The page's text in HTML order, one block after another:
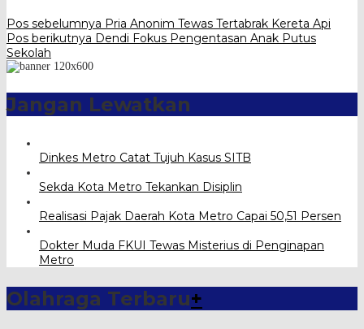
Pos sebelumnya Pria Anonim Tewas Tertabrak Kereta Api
Pos berikutnya Dendi Fokus Pengentasan Anak Putus
Sekolah
Jangan Lewatkan
Dinkes Metro Catat Tujuh Kasus SITB
Sekda Kota Metro Tekankan Disiplin
Realisasi Pajak Daerah Kota Metro Capai 50,51 Persen
Dokter Muda FKUI Tewas Misterius di Penginapan
Metro
Olahraga Terbaru+